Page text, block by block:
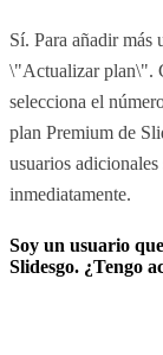
Sí. Para añadir más
\"Actualizar plan\".
selecciona el
plan Premium de
usuarios
inmediatamente.
Soy un usuario
Slidesgo. ¿Tengo